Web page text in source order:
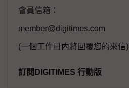
會員信箱：
member@digitimes.com
(一個工作日內將回覆您的來信)
訂閱DIGITIMES 行動版